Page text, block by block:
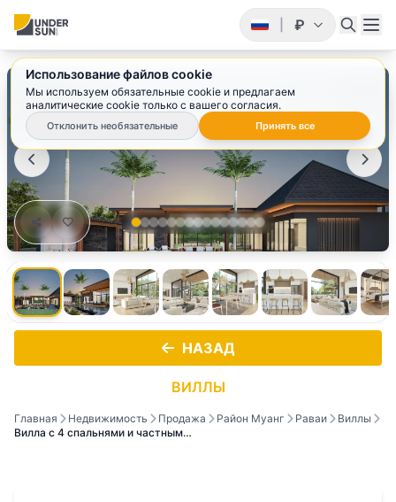
₽
НАЗАД
ВИЛЛЫ
Главная Недвижимость Продажа Район Муанг Раваи
Виллы
Вилла с 4 спальнями и частным…
Использование файлов cookie
Мы используем обязательные cookie и предлагаем
аналитические cookie только с вашего согласия.
Отклонить необязательные Принять все